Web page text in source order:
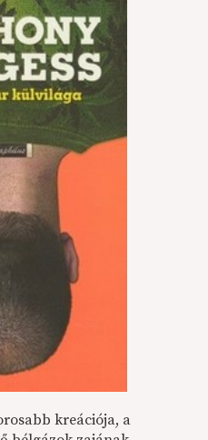
kreációja, a